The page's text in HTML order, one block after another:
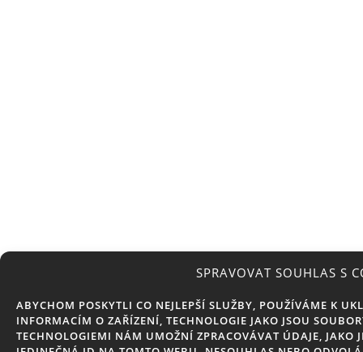
SPRAVOVAT SOUHLAS S
ABYCHOM POSKYTLI CO NEJLEPŠÍ SLUŽBY, POUŽÍVÁME K
INFORMACÍM O ZAŘÍZENÍ, TECHNOLOGIE JAKO JSOU
TECHNOLOGIEMI NÁM UMOŽNÍ ZPRACOVÁVAT ÚDAJE, JAKO